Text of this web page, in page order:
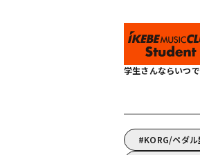
学生さんならいつ
KORG/ペダ